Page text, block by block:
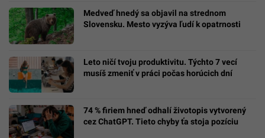
Medveď hnedý sa objavil na strednom
Slovensku. Mesto vyzýva ľudí k opatrnosti
Leto ničí tvoju produktivitu. Týchto 7 vecí
musíš zmeniť v práci počas horúcich dní
74 % firiem hneď odhalí životopis vytvorený
cez ChatGPT. Tieto chyby ťa stoja pozíciu